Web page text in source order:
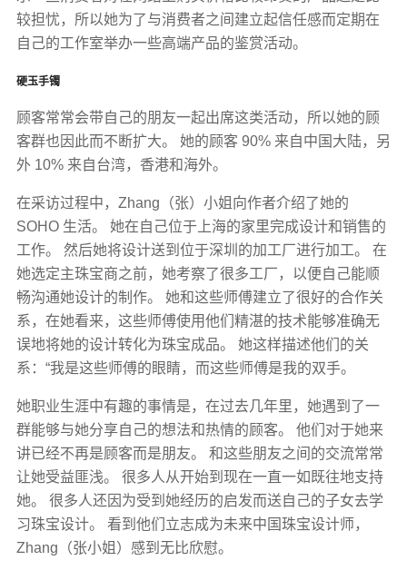
较担忧，所以她为了与消费者之间建立起信任感而定期在
自己的工作室举办一些高端产品的鉴赏活动。
硬玉手镯
顾客常常会带自己的朋友一起出席这类活动，所以她的顾
客群也因此而不断扩大。 她的顾客 90% 来自中国大陆，另
外 10% 来自台湾，香港和海外。
在采访过程中，Zhang（张）小姐向作者介绍了她的
SOHO 生活。 她在自己位于上海的家里完成设计和销售的
工作。 然后她将设计送到位于深圳的加工厂进行加工。 在
她选定主珠宝商之前，她考察了很多工厂，以便自己能顺
畅沟通她设计的制作。 她和这些师傅建立了很好的合作关
系，在她看来，这些师傅使用他们精湛的技术能够准确无
误地将她的设计转化为珠宝成品。 她这样描述他们的关
系：“我是这些师傅的眼睛，而这些师傅是我的双手。
她职业生涯中有趣的事情是，在过去几年里，她遇到了一
群能够与她分享自己的想法和热情的顾客。 他们对于她来
讲已经不再是顾客而是朋友。 和这些朋友之间的交流常常
让她受益匪浅。 很多人从开始到现在一直一如既往地支持
她。 很多人还因为受到她经历的启发而送自己的子女去学
习珠宝设计。 看到他们立志成为未来中国珠宝设计师，
Zhang（张小姐）感到无比欣慰。